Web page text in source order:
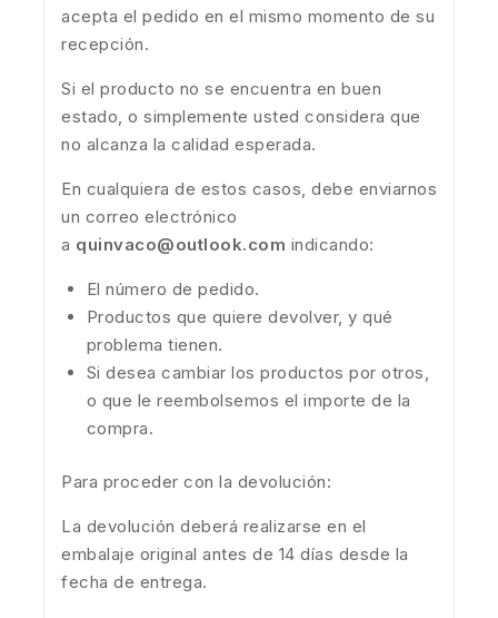
acepta el pedido en el mismo momento de su
recepción.
Si el producto no se encuentra en buen
estado, o simplemente usted considera que
no alcanza la calidad esperada.
En cualquiera de estos casos, debe enviarnos
un correo electrónico
a quinvaco@outlook.com indicando:
El número de pedido.
Productos que quiere devolver, y qué
problema tienen.
Si desea cambiar los productos por otros,
o que le reembolsemos el importe de la
compra.
Para proceder con la devolución:
La devolución deberá realizarse en el
embalaje original antes de 14 días desde la
fecha de entrega.